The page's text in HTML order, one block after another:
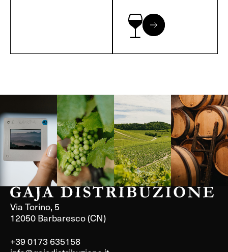
Langa, 1977 Borgogna,
Francia
Borgogna,
Francia
Instagram
Via Torino, 5
12050 Barbaresco (CN)
+39 0173 635158